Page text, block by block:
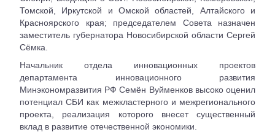
Томской, Иркутской и Омской областей, Алтайского и
Красноярского края; председателем Совета назначен
заместитель губернатора Новосибирской области Сергей
Сёмка.
Начальник отдела инновационных проектов
департамента инновационного развития
Минэкономразвития РФ Семён Вуйменков высоко оценил
потенциал СБИ как межкластерного и межрегионального
проекта, реализация которого внесет существенный
вклад в развитие отечественной экономики.